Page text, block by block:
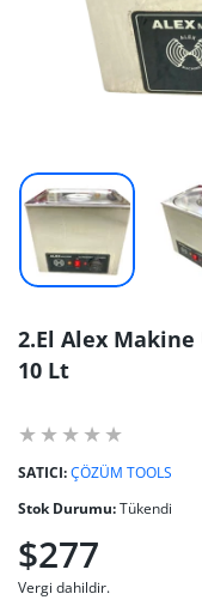
2.El Alex
10 Lt
SATICI:ÇÖZÜM TOOLS
Stok Durumu:Tükendi
$277
Vergi dahildir.